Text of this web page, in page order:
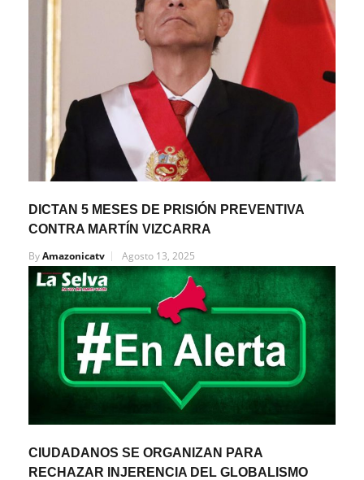
DICTAN 5 MESES DE PRISIÓN PREVENTIVA
CONTRA MARTÍN VIZCARRA
ByAmazonicatv Agosto 13, 2025
CIUDADANOS SE ORGANIZAN PARA
RECHAZAR INJERENCIA DEL GLOBALISMO